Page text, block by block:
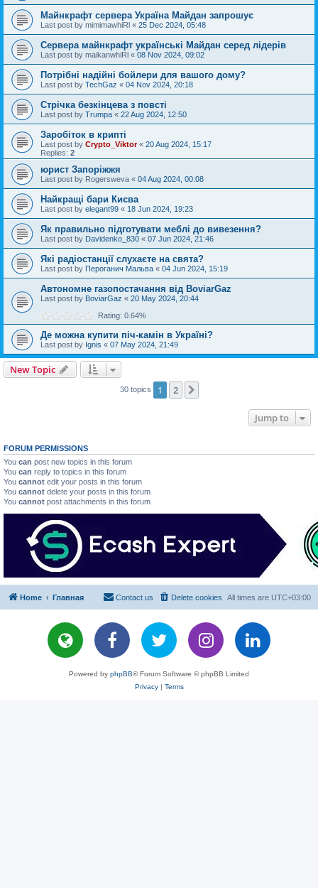
Майнкрафт сервера Україна Майдан запрошує
Last post by mimimawhiRl « 25 Dec 2024, 05:48
Сервера майнкрафт українські Майдан серед лідерів
Last post by maikanwhiRl « 08 Nov 2024, 09:02
Потрібні надійні бойлери для вашого дому?
Last post by TechGaz « 04 Nov 2024, 20:18
Стрічка безкінцева з повсті
Last post by Trumpa « 22 Aug 2024, 12:50
Заробіток в крипті
Last post by Crypto_Viktor« 20 Aug 2024, 15:17
Replies: 2
юрист Запоріжжя
Last post by Rogersweva « 04 Aug 2024, 00:08
Найкращі бари Києва
Last post by elegant99 « 18 Jun 2024, 19:23
Як правильно підготувати меблі до вивезення?
Last post by Davidenko_830 « 07 Jun 2024, 21:46
Які радіостанції слухаєте на свята?
Last post by Пероганич Мальва « 04 Jun 2024, 15:19
Автономне газопостачання від BoviarGaz
Last post by BoviarGaz « 20 May 2024, 20:44
Rating: 0.64%
Де можна купити піч-камін в Україні?
Last post by Ignis « 07 May 2024, 21:49
New Topic
30 topics 1 2
Jump to
FORUM PERMISSIONS
You can post new topics in this forum
You can reply to topics in this forum
You cannot edit your posts in this forum
You cannot delete your posts in this forum
You cannot post attachments in this forum
Home Главная All times are UTC+03:00
Delete cookies
Contact us
Powered by phpBB® Forum Software © phpBB Limited
Privacy| Terms